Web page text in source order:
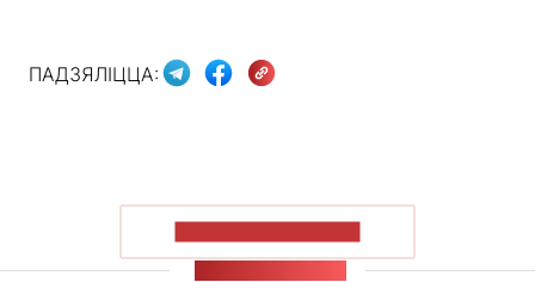
ПАДЗЯЛІЦЦА: